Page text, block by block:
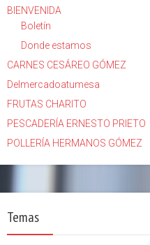
BIENVENIDA
Boletín
Donde estamos
CARNES CESÁREO GÓMEZ
Delmercadoatumesa
FRUTAS CHARITO
PESCADERÍA ERNESTO PRIETO
POLLERÍA HERMANOS GÓMEZ
Temas